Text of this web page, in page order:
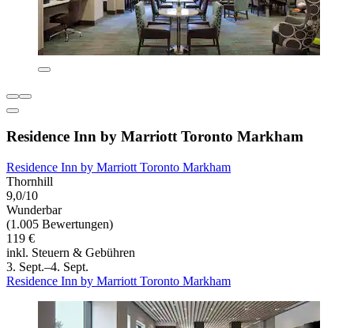
Residence Inn by Marriott Toronto Markham
Residence Inn by Marriott Toronto Markham
Thornhill
9,0/10
Wunderbar
(1.005 Bewertungen)
119 €
inkl. Steuern & Gebühren
3. Sept.–4. Sept.
Residence Inn by Marriott Toronto Markham